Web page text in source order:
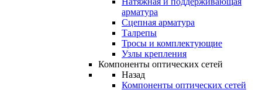
арматура
Сцепная арматура
Талрепы
Тросы и комплектующие
Узлы крепления
Компоненты оптических сетей
Назад
Компоненты оптических сетей